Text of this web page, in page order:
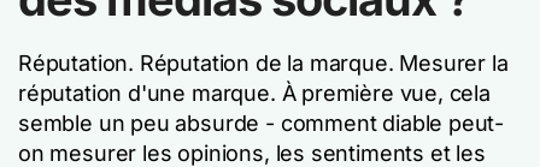
Réputation. Réputation de la marque. Mesurer la
réputation d'une marque. À première vue, cela
semble un peu absurde - comment diable peut-
on mesurer les opinions, les sentiments et les